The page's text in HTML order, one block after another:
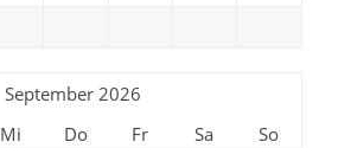
September 2026
Mi Do Fr Sa
So